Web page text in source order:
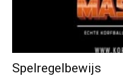
Spelregelbewijs